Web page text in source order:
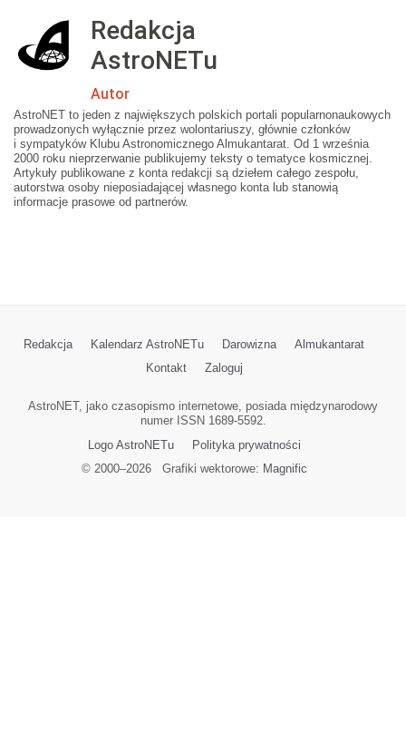
Redakcja
AstroNETu
Autor
AstroNET to jeden z największych polskich portali popularnonaukowych
prowadzonych wyłącznie przez wolontariuszy, głównie członków
i sympatyków Klubu Astronomicznego Almukantarat. Od 1 września
2000 roku nieprzerwanie publikujemy teksty o tematyce kosmicznej.
Artykuły publikowane z konta redakcji są dziełem całego zespołu,
autorstwa osoby nieposiadającej własnego konta lub stanowią
informacje prasowe od partnerów.
Redakcja Kalendarz AstroNETu Darowizna
Almukantarat
Kontakt
Zaloguj
AstroNET, jako czasopismo internetowe, posiada międzynarodowy
numer ISSN 1689-5592.
Logo AstroNETu
Polityka prywatności
© 2000–2026Grafiki wektorowe: Magnific